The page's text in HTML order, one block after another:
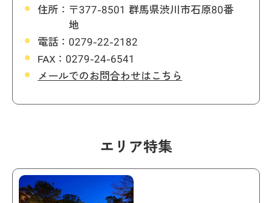
住所： 〒377-8501 群馬県渋川市石原80番
地
電話： 0279-22-2182
FAX： 0279-24-6541
メールでのお問合わせはこちら
エリア特集